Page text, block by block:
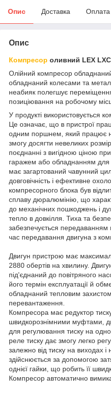
Опис Доставка Оплата
Опис
Компресор оливний LEX
Олійний компресор
обладнаний колесами та
неабияк полегшує
позиціювання на робочому
У продукті використовується
Це означає, що в пристрої
одним поршнем, який працює
змогу досягти невеликих
поєднанні з вигідною ціною
гаражем або обладнанням
має загартований чавунний
довговічність і ефективне
компресорного блока був
сплаву дюралюмінію, що
до механічних пошкоджень і
тепло в довкілля. Тиха та
забезпечується передаванням
час передавання двигуна з
Двигун пристрою має
2880 обертів на хвилину.
під'єднаний до повітряного
його термін експлуатації й
обладнаний тепловим захистом
перевантаження.
Компресора має редуктор
швидкорознімними муфтами,
для регулювання тиску на
реле тиску дає змогу легко
залежно від тиску на виходах
здійснюється за допомогою
однієї гайки, що робить її
Компресор автоматично